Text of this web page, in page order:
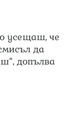
усещаш, че
да
допълва